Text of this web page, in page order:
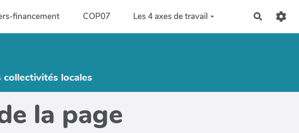
financement COP07 Les 4 axes de travail
locales
la page